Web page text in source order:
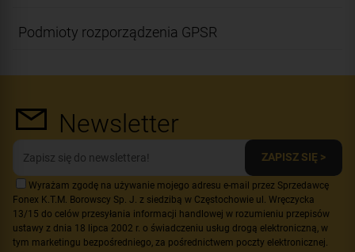
Podmioty rozporządzenia GPSR
Newsletter
ZAPISZ SIĘ >
Wyrażam zgodę na używanie mojego adresu e-mail przez Sprzedawcę
Fonex K.T.M. Borowscy Sp. J. z siedzibą w Częstochowie ul. Wręczycka
13/15 do celów przesyłania informacji handlowej w rozumieniu przepisów
ustawy z dnia 18 lipca 2002 r. o świadczeniu usług drogą elektroniczną, w
tym marketingu bezpośredniego, za pośrednictwem poczty elektronicznej.